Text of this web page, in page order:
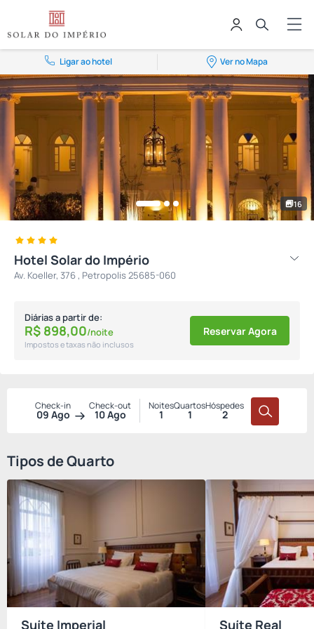
Ligar ao hotel Ver no Mapa
16
Hotel Solar do Império
Av. Koeller, 376 , Petropolis 25685-060
Diárias a partir de:
R$ 898,00/noite
Impostos e taxas não inclusos
Reservar Agora
Check-in
09 Ago
Check-out
10 Ago
Noites
1
Quartos
1
Hóspedes
2
Tipos de Quarto
Suíte Imperial Suíte Real